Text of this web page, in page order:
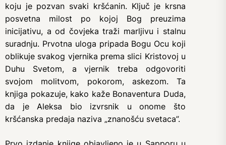
koju je pozvan svaki kršćanin. Ključ je krsna
posvetna milost po kojoj Bog preuzima
inicijativu, a od čovjeka traži marljivu i stalnu
suradnju. Prvotna uloga pripada Bogu Ocu koji
oblikuje svakog vjernika prema slici Kristovoj u
Duhu Svetom, a vjernik treba odgovoriti
svojom molitvom, pokorom, askezom. Ta
knjiga pokazuje, kako kaže Bonaventura Duda,
da je Aleksa bio izvrsnik u onome što
kršćanska predaja naziva „znanošću svetaca”.